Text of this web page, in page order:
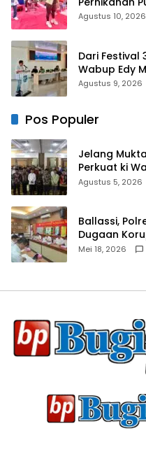
Dihadiri
Agustus 10, 2026
Dari Festival
Wabup Edy
Agustus 9, 2026
Pos Populer
Jelang
Perkuat ki
Agustus 5, 2026
Ballassi,
Dugaan
Mei 18, 2026